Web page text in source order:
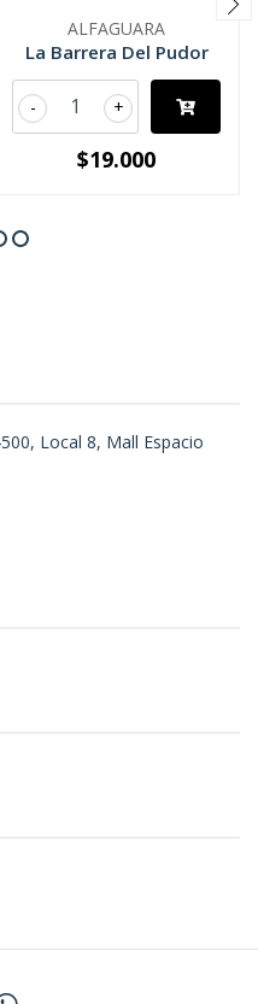
ALFAGUARA
La Barrera Del Pudor
+
-
$19.000
Local 8, Mall Espacio